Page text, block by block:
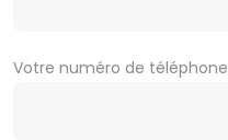
Votre numéro de téléphone